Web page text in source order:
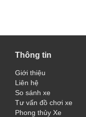
Thông tin
Giới thiệu
Liên hệ
So sánh xe
Tư vấn đồ chơi xe
Phong thủy Xe